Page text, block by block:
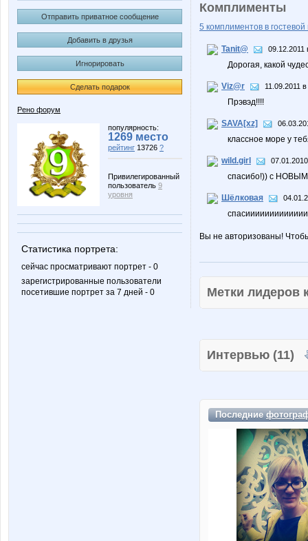
Отправить приватное сообщение
Добавить в друзья
Игнорировать
Сделать подарок
Рено форум
популярность:
1269 место
рейтинг 13726 ?
Привилегированный
пользователь 9
уровня
Статистика портрета:
сейчас просматривают портрет - 0
зарегистрированные пользователи
посетившие портрет за 7 дней - 0
Комплименты
5 комплиментов в гостевой
Tanit@ 09.12.2011
Дорогая, какой
Viz@r 11.09.2011
Прэвэд!!!!
SAVA[xz]
классное море у
wild.girl
спасибо!)) с
Шёлковая
Вы не авторизованы!
Метки
Интервью (11)
Последние